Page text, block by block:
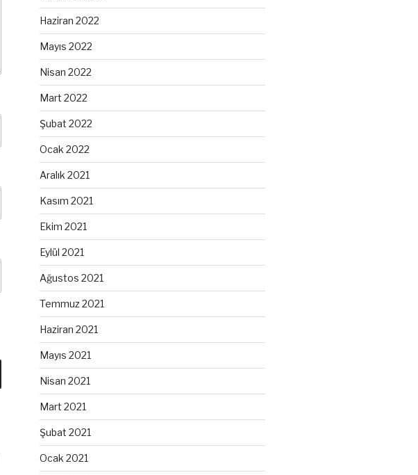
Sonraki
Haziran 2022
Mayıs 2022
Nisan 2022
Mart 2022
Şubat 2022
Ocak 2022
Aralık 2021
Kasım 2021
Ekim 2021
Eylül 2021
Ağustos 2021
Temmuz 2021
Haziran 2021
Mayıs 2021
Nisan 2021
Mart 2021
Şubat 2021
Ocak 2021